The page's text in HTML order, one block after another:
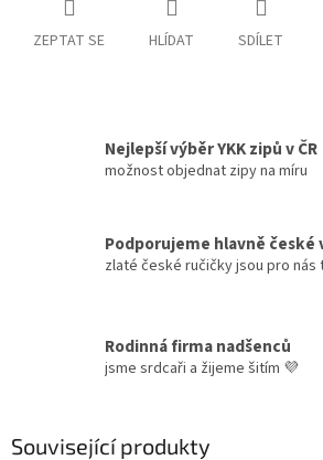
ZEPTAT SE HLÍDAT SDÍLET
Nejlepší výběr YKK zipů v ČR
možnost objednat zipy na míru
Podporujeme hlavně české
zlaté české ručičky jsou pro nás
Rodinná firma nadšenců
jsme srdcaři a žijeme šitím 💜
Související produkty